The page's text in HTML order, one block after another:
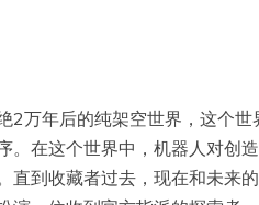
2万年后的纯架空世界，这个
。在这个世界中，机器人对创
直到收藏者过去，现在和未来